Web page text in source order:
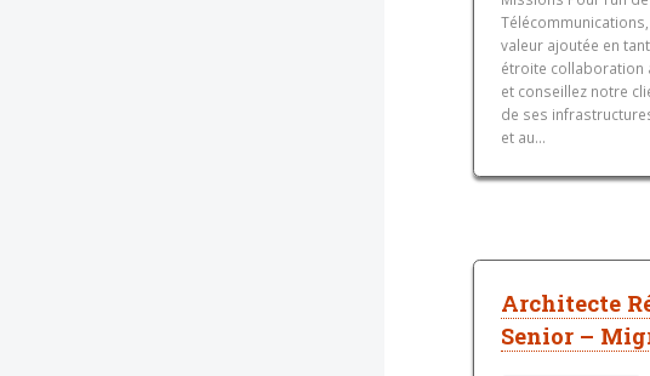
valeur ajoutée en
étroite collaboration
et conseillez notre
de ses
et au...
Architecte
Senior –